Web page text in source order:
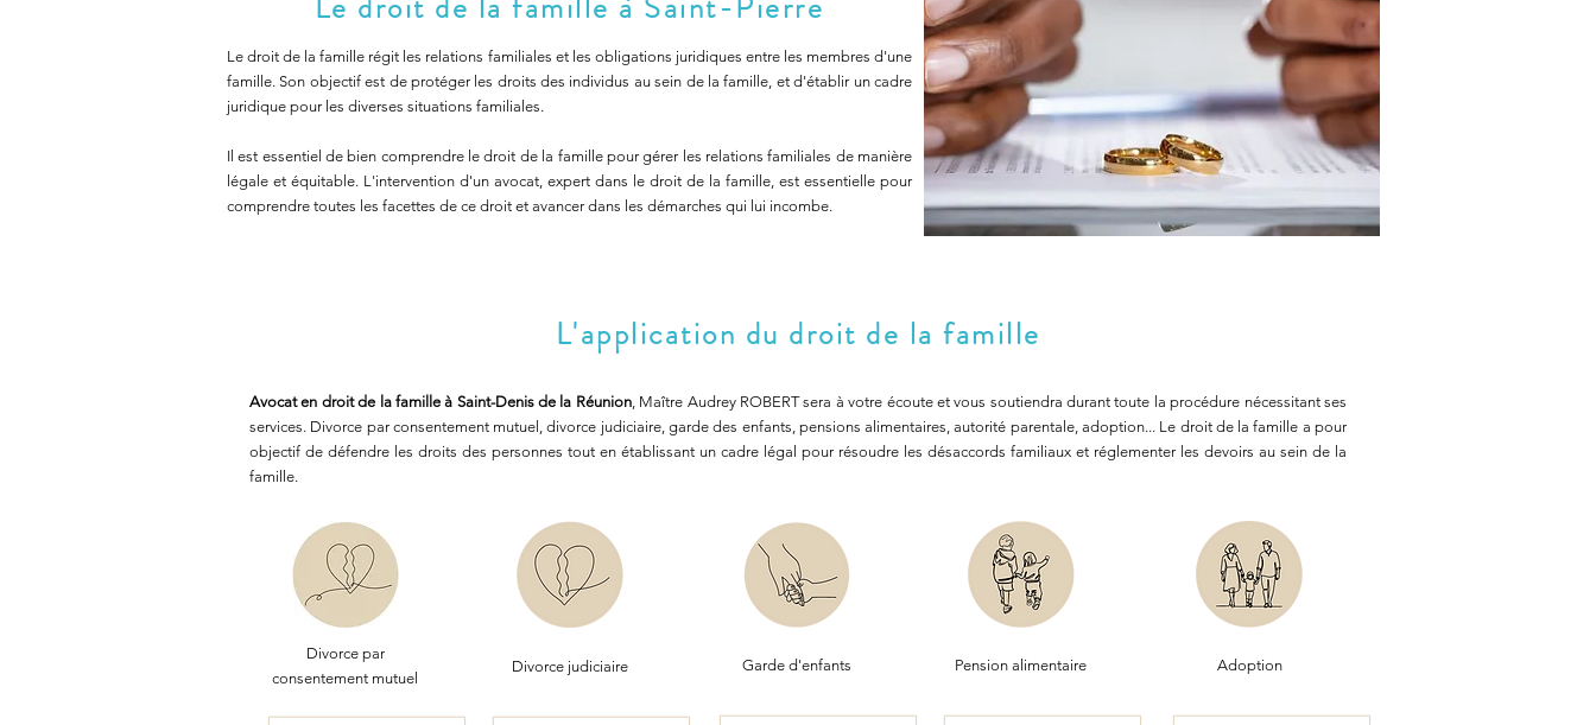
Le droit de la famille régit les relations familiales et les obligations juridiques entre les membres d'une
famille. Son objectif est de protéger les droits des individus au sein de la famille, et d'établir un cadre
juridique pour les diverses situations familiales.
Il est essentiel de bien comprendre le droit de la famille pour gérer les relations familiales de manière
légale et équitable. L'intervention d'un avocat, expert dans le droit de la famille, est essentielle pour
comprendre toutes les facettes de ce droit et avancer dans les démarches qui lui incombe.
L'application du droit de la famille
Avocat en droit de la famille à Saint-Denis de la Réunion, Maître Audrey ROBERT sera à votre écoute et vous soutiendra durant toute la procédure nécessitant ses
services. Divorce par consentement mutuel, divorce judiciaire, garde des enfants, pensions alimentaires, autorité parentale, adoption... Le droit de la famille a pour
objectif de défendre les droits des personnes tout en établissant un cadre légal pour résoudre les désaccords familiaux et réglementer les devoirs au sein de la
famille.
Divorce par
consentement mutuel
Divorce judiciaire Garde d'enfants Pension alimentaire Adoption